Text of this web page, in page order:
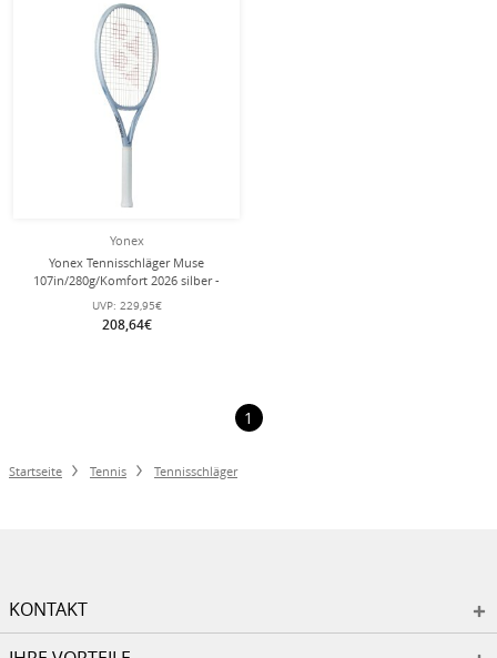
Yonex
Yonex Tennisschläger Muse
107in/280g/Komfort 2026 silber -
unbesaitet -
UVP: 229,95€
208,64€
1
Startseite Tennis Tennisschläger
KONTAKT